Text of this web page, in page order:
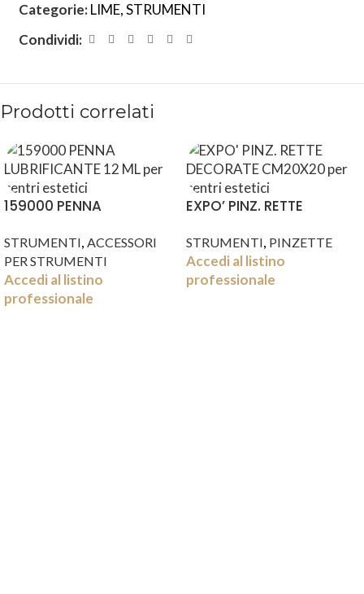
Categorie:LIME,STRUMENTI
Condividi:
Prodotti correlati
159000 PENNA
STRUMENTI, ACCESSORI
PER STRUMENTI
Accedi al listino
professionale
EXPO’ PINZ. RETTE
STRUMENTI, PINZETTE
Accedi al listino
professionale